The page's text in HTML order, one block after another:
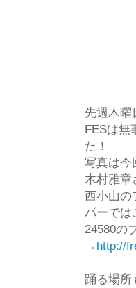
先週木曜
FESは無
た！
写真は今
木村雅章
西小山の
パーでは
24580の
→http://
踊る場所